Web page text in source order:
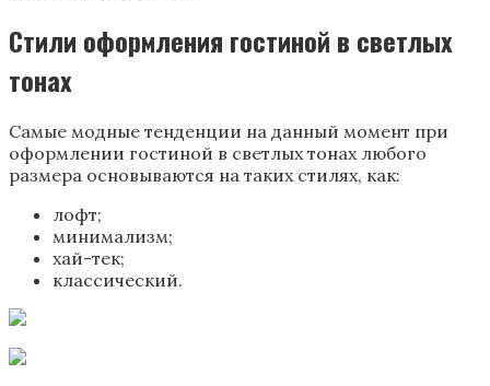
Стили оформления гостиной в светлых
тонах
Самые модные тенденции на данный момент при
оформлении гостиной в светлых тонах любого
размера основываются на таких стилях, как:
лофт;
минимализм;
хай-тек;
классический.